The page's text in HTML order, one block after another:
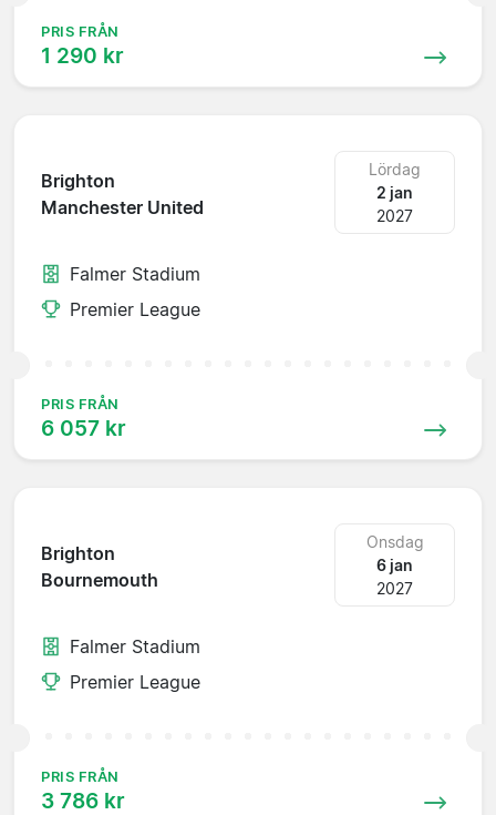
PRIS FRÅN
1 290 kr
Brighton
Manchester United
Lördag
2 jan
2027
Falmer Stadium
Premier League
PRIS FRÅN
6 057 kr
Brighton
Bournemouth
Onsdag
6 jan
2027
Falmer Stadium
Premier League
PRIS FRÅN
3 786 kr